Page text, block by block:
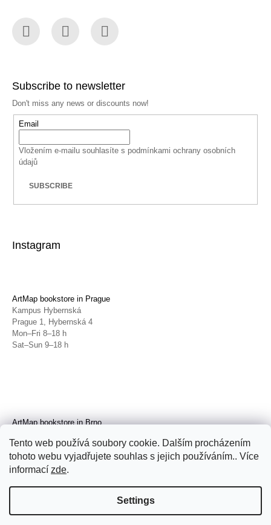
Tento web používá soubory cookie. Dalším procházením
tohoto webu vyjadřujete souhlas s jejich používáním.. Více
informací zde.
Settings
Subscribe to newsletter
Don't miss any news or discounts now!
Email
Vložením e-mailu souhlasíte s podmínkami ochrany osobních
údajů
SUBSCRIBE
Instagram
ArtMap bookstore in Prague
Kampus Hybernská
Prague 1, Hybernská 4
Mon–Fri 8–18 h
Sat–Sun 9–18 h
ArtMap bookstore in Brno
Brno, Radnická 4
Tue–Fri 11–19 h
Sat 14–19 h